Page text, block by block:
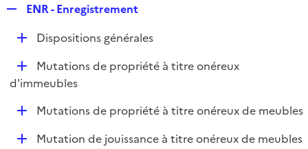
p
l
i
e
r
ENR - Enregistrement
D
l
Dispositions générales
D
é
Mutations de propriété à titre onéreux
d'immeubles
DMutations de propriété à titre onéreux de meubles
DMutation de jouissance à titre onéreux de meubles